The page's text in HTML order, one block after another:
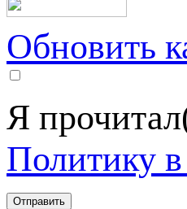
Обновить
Я
Политику